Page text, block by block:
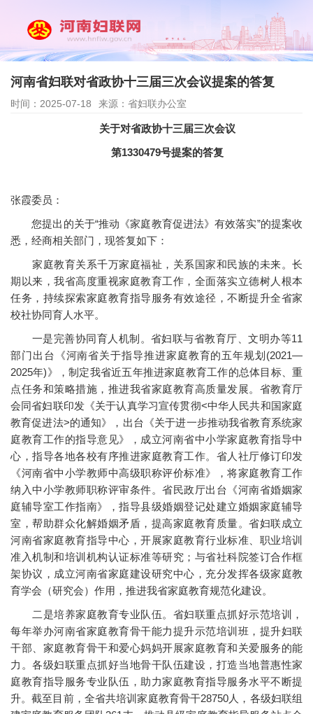
河南省妇联对省政协十三届三次会议提案的答复
时间：2025-07-18 来源：省妇联办公室
关于对省政协十三届三次会议
第1330479号提案的答复
张霞委员：
您提出的关于“推动《家庭教育促进法》有效落实”的提案收
悉，经商相关部门，现答复如下：
家庭教育关系千万家庭福祉，关系国家和民族的未来。长
期以来，我省高度重视家庭教育工作，全面落实立德树人根本
任务，持续探索家庭教育指导服务有效途径，不断提升全省家
校社协同育人水平。
一是完善协同育人机制。省妇联与省教育厅、文明办等11
部门出台《河南省关于指导推进家庭教育的五年规划(2021—
2025年)》，制定我省近五年推进家庭教育工作的总体目标、重
点任务和策略措施，推进我省家庭教育高质量发展。省教育厅
会同省妇联印发《关于认真学习宣传贯彻<中华人民共和国家庭
教育促进法>的通知》，出台《关于进一步推动我省教育系统家
庭教育工作的指导意见》，成立河南省中小学家庭教育指导中
心，指导各地各校有序推进家庭教育工作。省人社厅修订印发
《河南省中小学教师中高级职称评价标准》，将家庭教育工作
纳入中小学教师职称评审条件。省民政厅出台《河南省婚姻家
庭辅导室工作指南》，指导县级婚姻登记处建立婚姻家庭辅导
室，帮助群众化解婚姻矛盾，提高家庭教育质量。省妇联成立
河南省家庭教育指导中心，开展家庭教育行业标准、职业培训
准入机制和培训机构认证标准等研究；与省社科院签订合作框
架协议，成立河南省家庭建设研究中心，充分发挥各级家庭教
育学会（研究会）作用，推进我省家庭教育规范化建设。
二是培养家庭教育专业队伍。省妇联重点抓好示范培训，
每年举办河南省家庭教育骨干能力提升示范培训班，提升妇联
干部、家庭教育骨干和爱心妈妈开展家庭教育和关爱服务的能
力。各级妇联重点抓好当地骨干队伍建设，打造当地普惠性家
庭教育指导服务专业队伍，助力家庭教育指导服务水平不断提
升。截至目前，全省共培训家庭教育骨干28750人，各级妇联组